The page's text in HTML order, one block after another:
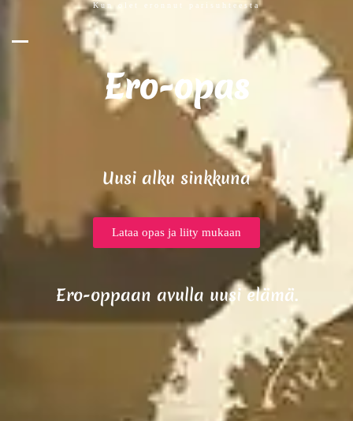
Kun olet eronnut parisuhteesta
Ero-opas
Uusi alku sinkkuna
Lataa opas ja liity mukaan
Ero-oppaan avulla uusi elämä.